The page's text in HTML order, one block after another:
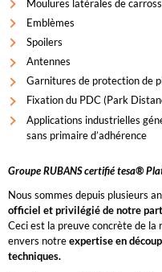
Moulures latérales de
Emblèmes
Spoilers
Antennes
Garnitures de protection de
Fixation du PDC (Park
Applications industrielles
sans primaire d’adhérence
Groupe RUBANS certifié tesa®
Nous sommes depuis plusieurs
officiel et privilégié de notre
Ceci est la preuve concrète de la
envers notreexpertise en
techniques.